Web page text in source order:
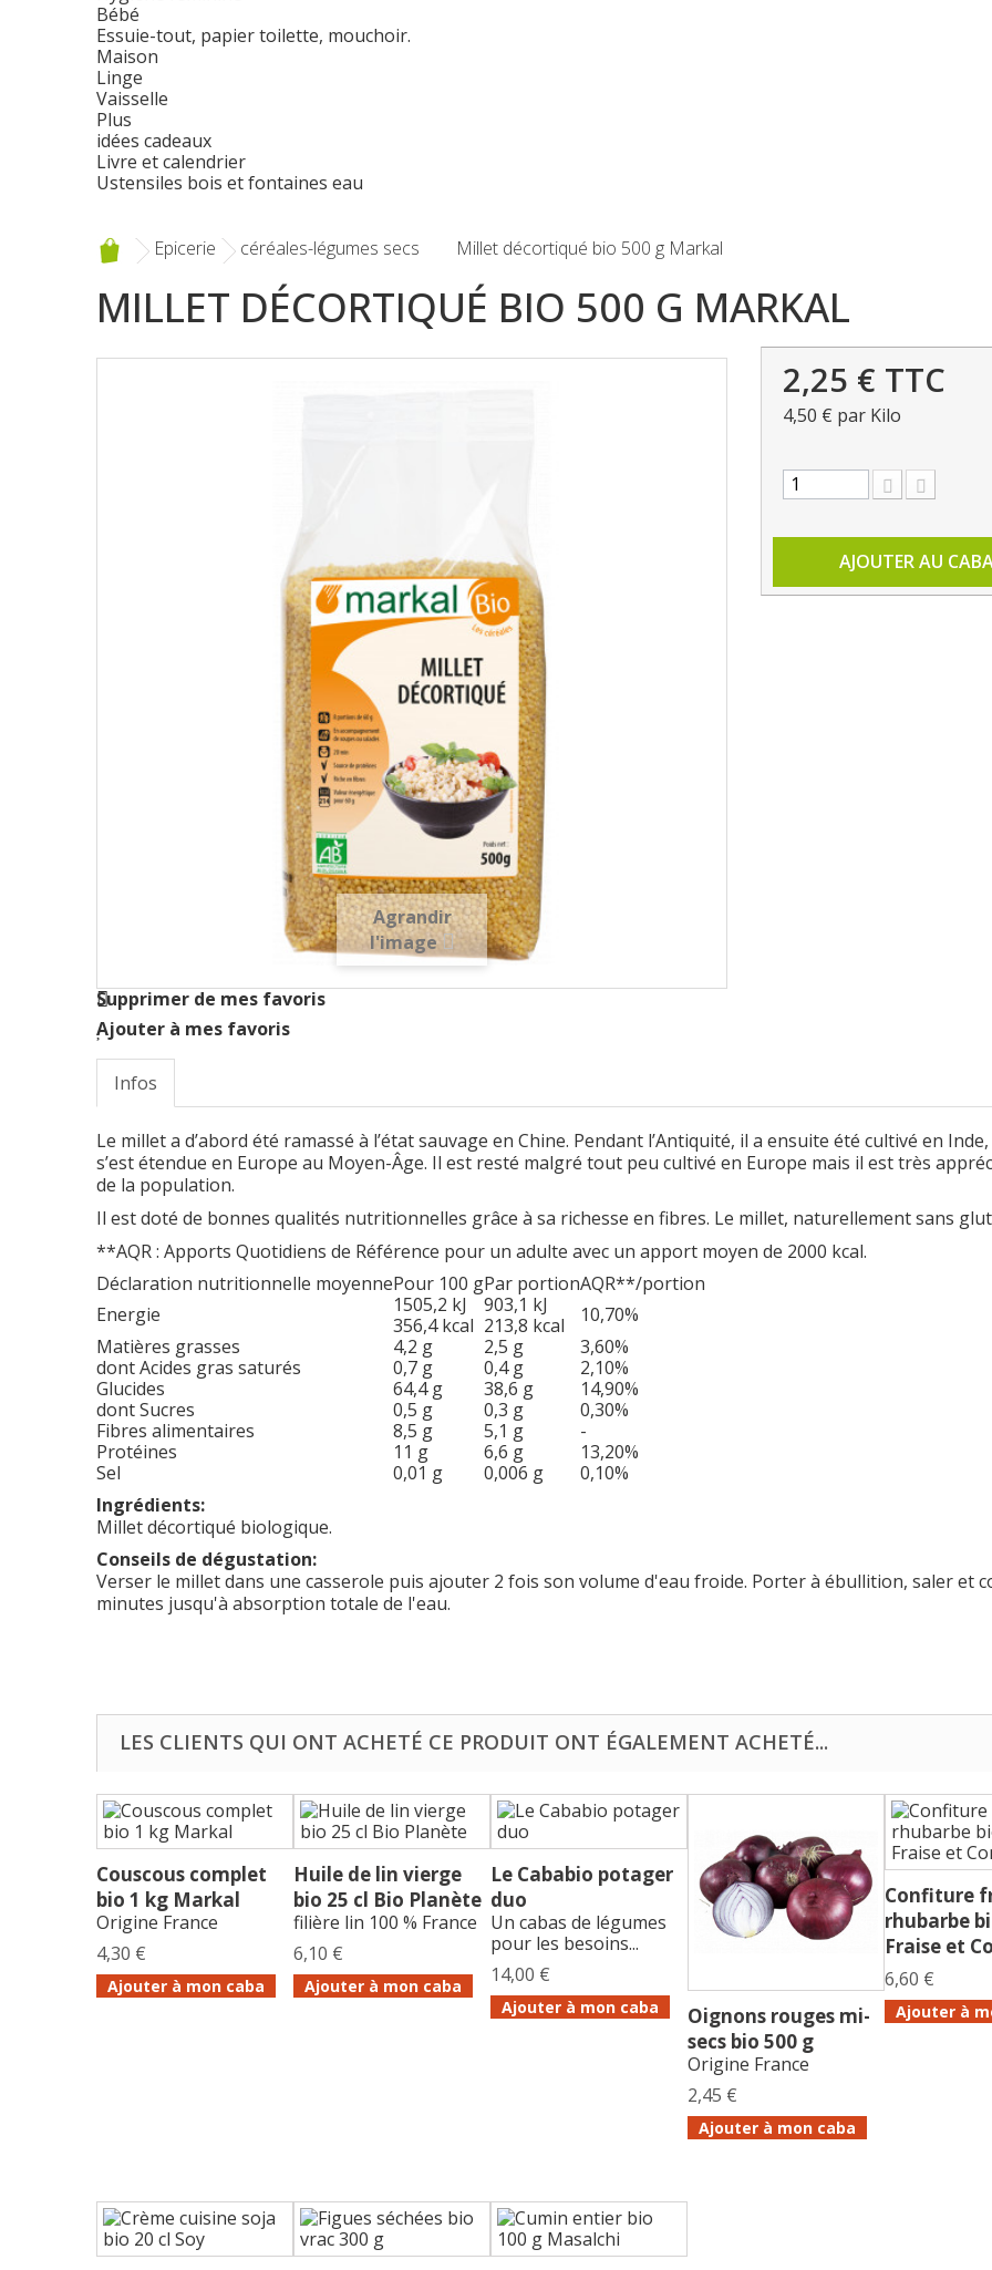
Bébé
Essuie-tout, papier toilette, mouchoir.
Maison
Linge
Vaisselle
Plus
idées cadeaux
Livre et calendrier
Ustensiles bois et fontaines eau
Epicerie céréales-légumes secs Millet décortiqué bio 500 g Markal
MILLET DÉCORTIQUÉ BIO 500 G MARKAL
Agrandir
l'image
Supprimer de mes favoris
Ajouter à mes favoris
2,25 € TTC
4,50 € par Kilo
AJOUTER AU
Infos
Le millet a d’abord été ramassé à l’état sauvage en Chine. Pendant l’Antiquité, il a ensuite été cultivé en
s’est étendue en Europe au Moyen-Âge. Il est resté malgré tout peu cultivé en Europe mais il est très
de la population.
Il est doté de bonnes qualités nutritionnelles grâce à sa richesse en fibres. Le millet, naturellement sans
**AQR : Apports Quotidiens de Référence pour un adulte avec un apport moyen de 2000 kcal.
Déclaration nutritionnelle moyennePour 100 gPar portionAQR**/portion
Energie
1505,2 kJ
356,4 kcal
903,1 kJ
213,8 kcal
10,70%
Matières grasses
dont Acides gras saturés
4,2 g
0,7 g
2,5 g
0,4 g
3,60%
2,10%
Glucides
dont Sucres
64,4 g
0,5 g
38,6 g
0,3 g
14,90%
0,30%
Fibres alimentaires
8,5 g 5,1 g
-
Protéines
11 g 6,6 g
13,20%
Sel
0,01 g 0,006 g
0,10%
Ingrédients:
Millet décortiqué biologique.
Conseils de dégustation:
Verser le millet dans une casserole puis ajouter 2 fois son volume d'eau froide. Porter à ébullition, saler et
minutes jusqu'à absorption totale de l'eau.
LES CLIENTS QUI ONT ACHETÉ CE PRODUIT ONT ÉGALEMENT ACHETÉ...
Couscous complet
bio 1 kg Markal
Origine France
4,30 €
Ajouter à mon caba
Huile de lin vierge
bio 25 cl Bio Planète
filière lin 100 % France
6,10 €
Ajouter à mon caba
Le Cababio potager
duo
Un cabas de légumes
pour les besoins...
14,00 €
Ajouter à mon caba
Oignons rouges mi-
secs bio 500 g
Origine France
2,45 €
Ajouter à mon caba
Confiture
rhubarbe
Fraise et
6,60 €
Ajouter à